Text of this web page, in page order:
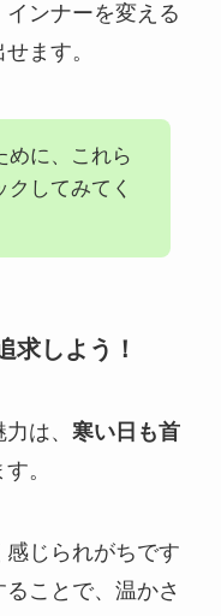
ンナーを変える
ます。
めに、これら
してみてく
求しよう！
は、 寒い日も首
。
じられがちです
ことで、温かさ